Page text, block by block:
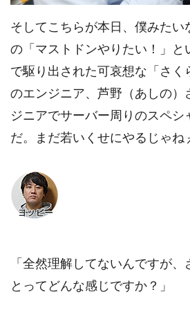
そしてこちらが本日、僕みたい
の「マストドンやりたい！」と
で駆り出された可哀想な「さく
のエンジニア、芦野（あしの）
ジニアでサーバー周りのスペシ
だ。まだ若いくせにやるじゃね
「全然理解してないんですが、
とってどんな感じですか？」